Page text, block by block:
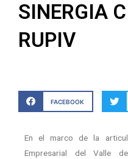
SINERGIA
RUPIV
FACEBOOK
En el marco de la
Empresarial del Valle